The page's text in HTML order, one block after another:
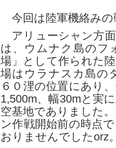
今回は陸軍機絡みの
アリューシャン方
は、ウムナク島のフ
場」として作られた
場はウラナスカ島の
６０浬の位置にあり
1,500m、幅30mと実
空基地でありました
ン作戦開始前の時点
おりませんでしたorz